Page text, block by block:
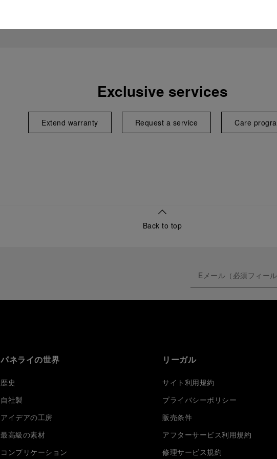
Exclusive services
Extend warranty Request a service Care
Back to top
パネライの世界
歴史
自社製
アイデアの工房
最高級の素材
コンプリケーション
リーガル
サイト利用規約
プライバシーポリシー
販売条件
アフターサービス利用規約
修理サービス規約